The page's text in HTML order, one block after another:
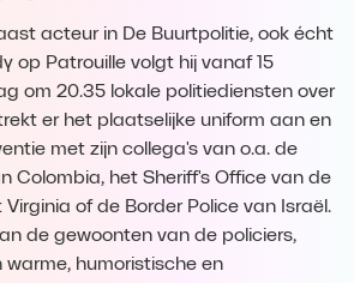
acteur in De Buurtpolitie, ook écht
op Patrouille volgt hij vanaf 15
om 20.35 lokale politiediensten over
er het plaatselijke uniform aan en
met zijn collega's van o.a. de
Colombia, het Sheriff's Office van de
of de Border Police van Israël.
de gewoonten van de policiers,
humoristische en